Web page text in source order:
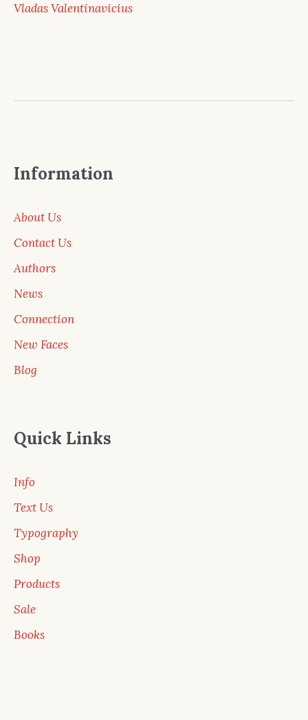
Vladas Valentinavicius
Information
About Us
Contact Us
Authors
News
Connection
New Faces
Blog
Quick Links
Info
Text Us
Typography
Shop
Products
Sale
Books